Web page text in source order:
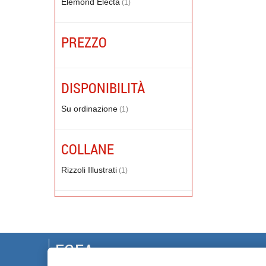
(1)
PREZZO
DISPONIBILITÀ
Su ordinazione (1)
COLLANE
Rizzoli Illustrati (1)
EGEA